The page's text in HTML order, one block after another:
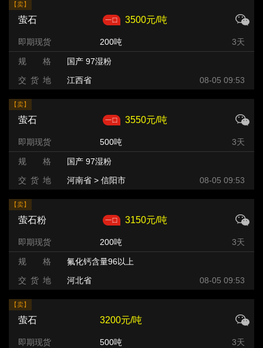
【卖】
萤石 3500元/吨
即期现货 200吨 3天
规 格
国产 97湿粉
交 货 地
江西省 08-05 09:53
【卖】
萤石 3550元/吨
即期现货 500吨 3天
规 格
国产 97湿粉
交 货 地
河南省 > 信阳市 08-05 09:53
【卖】
萤石粉 3150元/吨
即期现货 200吨 3天
规 格
氟化钙含量96以上
交 货 地
河北省 08-05 09:53
【卖】
萤石 3200元/吨
即期现货 500吨 3天